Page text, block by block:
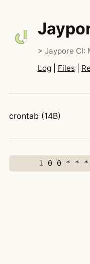
> Jaypore CI:
Log
Files|
crontab (14B)
      1